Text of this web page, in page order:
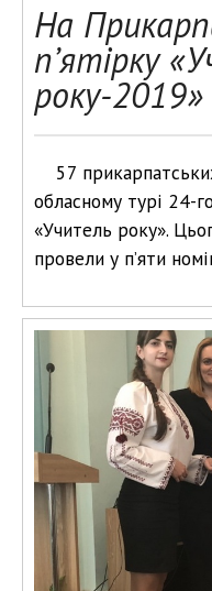
На
п’ятірку
року-2019»
57
обласному турі 24-
«Учитель року».
провели у п’яти